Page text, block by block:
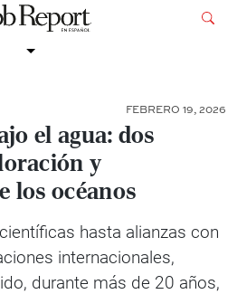
FEBRERO 19, 2026
el agua: dos
y
los océanos
hasta alianzas con
internacionales,
durante más de 20 años,